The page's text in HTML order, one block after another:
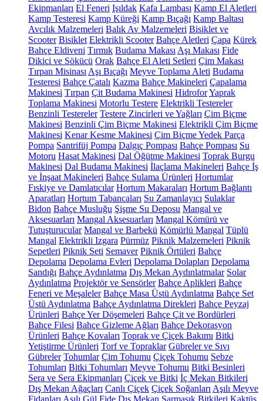
Ekipmanları El Feneri Işıldak Kafa Lambası Kamp El Aletleri
Kamp Testeresi Kamp Küreği Kamp Bıçağı Kamp Baltası
Avcılık Malzemeleri Balık Av Malzemeleri Bisiklet ve
Scooter Bisiklet Elektrikli Scooter Bahçe Aletleri Çapa Kürek
Bahçe Eldiveni Tırmık Budama Makası Aşı Makası Fide
Dikici ve Sökücü Orak Bahçe El Aleti Setleri Çim Makası
Tırpan Misinası Aşı Bıçağı Meyve Toplama Aleti Budama
Testeresi Bahçe Çatalı Kazma Bahçe Makineleri Çapalama
Makinesi Tırpan Çit Budama Makinesi HidroforYaprak
Toplama Makinesi Motorlu Testere Elektrikli Testereler
Benzinli Testereler Testere Zincirleri ve Yağları Çim Biçme
Makinesi Benzinli Çim Biçme Makinesi Elektrikli Çim Biçme
Makinesi Kenar Kesme Makinesi Çim Biçme Yedek Parça
Pompa Santrifüj Pompa Dalgıç Pompası Bahçe Pompası Su
Motoru Hasat Makinesi Dal Öğütme Makinesi Toprak Burgu
Makinesi Dal Budama Makinesi İlaçlama Makineleri Bahçe İş
ve İnşaat Makineleri Bahçe Sulama Ürünleri Hortumlar
Fıskiye ve Damlatıcılar Hortum Makaraları Hortum Bağlantı
Aparatları Hortum Tabancaları Su Zamanlayıcı Sulaklar
Bidon Bahçe Musluğu Şişme Su Deposu Mangal ve
Aksesuarları Mangal Aksesuarları Mangal Kömürü ve
Tutuşturucular Mangal ve Barbekü Kömürlü Mangal Tüplü
Mangal Elektrikli Izgara Pürmüz Piknik Malzemeleri Piknik
Sepetleri Piknik Seti Semaver Piknik Örtüleri Bahçe
Depolama Depolama Evleri Depolama Dolapları Depolama
Sandığı Bahçe Aydınlatma Dış Mekan Aydınlatmalar Solar
Aydınlatma Projektör ve Sensörler Bahçe Aplikleri Bahçe
Feneri ve Meşaleler Bahçe Masa Üstü Aydınlatma Bahçe Set
Üstü Aydınlatma Bahçe Aydınlatma Direkleri Bahçe Peyzaj
Ürünleri Bahçe Yer Döşemeleri Bahçe Çit ve Bordürleri
Bahçe Filesi Bahçe Gizleme Ağları Bahçe Dekorasyon
Ürünleri Bahçe Kovaları Toprak ve Çiçek Bakımı Bitki
Yetiştirme Ürünleri Torf ve Topraklar Gübreler ve Sıvı
Gübreler Tohumlar Çim Tohumu Çiçek Tohumu Sebze
Tohumları Bitki Tohumları Meyve Tohumu Bitki Besinleri
Sera ve Sera Ekipmanları Çiçek ve Bitki İç Mekan Bitkileri
Dış Mekan Ağaçları Canlı Çiçek Çiçek Soğanları Aşılı Meyve
Fidanları Aşılı Gül Fide Dış Mekan Sarmaşık Bitkileri Kaktüs